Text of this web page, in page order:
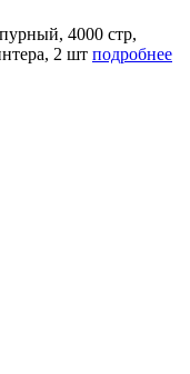
4000 стр,
2 шт подробнее